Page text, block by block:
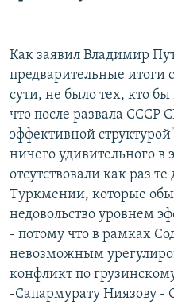
Как заявил Владимир
предварительные итоги
сути, не было тех, кто
что после развала СССР
эффективной
ничего удивительного в
отсутствовали как раз
Туркмении, которые
недовольство уровнем
- потому что в рамках
невозможным
конфликт по
-Сапармурату Ниязову -